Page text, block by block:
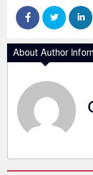
About Author